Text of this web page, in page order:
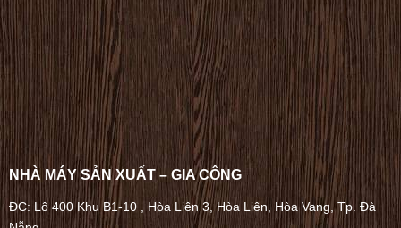
NHÀ MÁY SẢN XUẤT – GIA CÔNG
ĐC: Lô 400 Khu B1-10 , Hòa Liên 3, Hòa Liên, Hòa Vang, Tp. Đà